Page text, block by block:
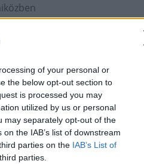
of your personal or
the below opt-out section to
is processed you may
utilized by us or personal
may separately opt-out of the
the IAB’s list of downstream
parties on the IAB’s List of
parties.
vagy
mégis